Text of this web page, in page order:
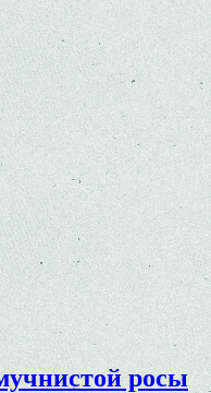
росы